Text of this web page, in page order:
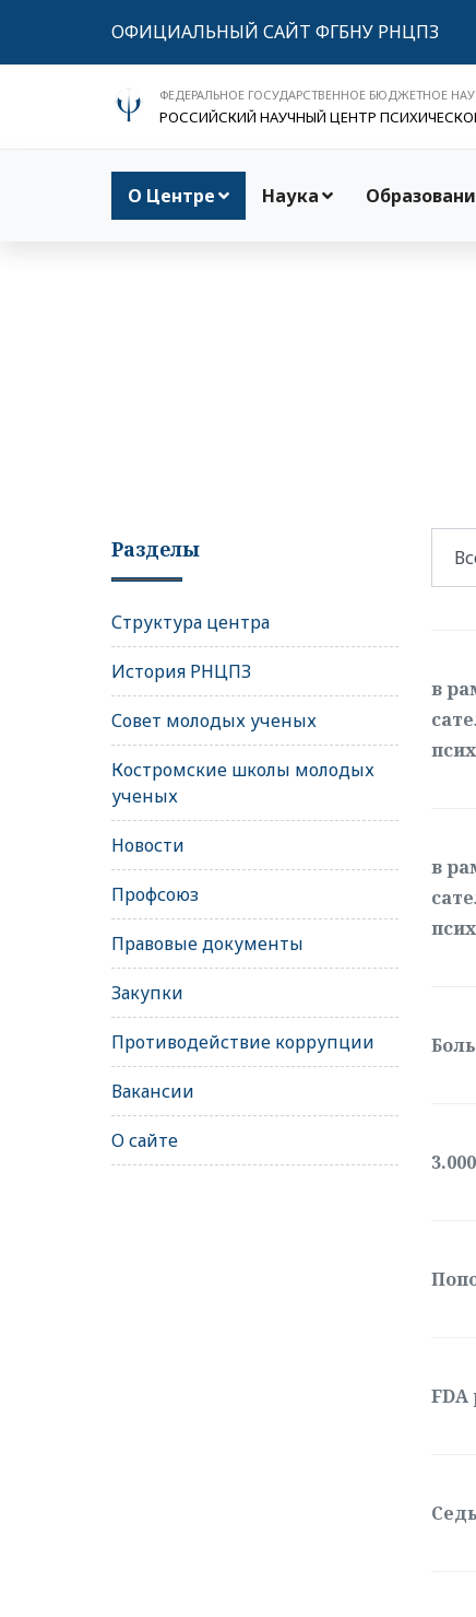
ОФИЦИАЛЬНЫЙ САЙТ ФГБНУ РНЦПЗ
ФЕДЕРАЛЬНОЕ ГОСУДАРСТВЕННОЕ БЮДЖЕТНОЕ
РОССИЙСКИЙ НАУЧНЫЙ ЦЕНТР
О Центре Наука
в
в
Разделы
Структура центра
История РНЦПЗ
Совет молодых ученых
Костромские школы молодых
ученых
Новости
Профсоюз
Правовые документы
Закупки
Противодействие коррупции
Вакансии
О сайте